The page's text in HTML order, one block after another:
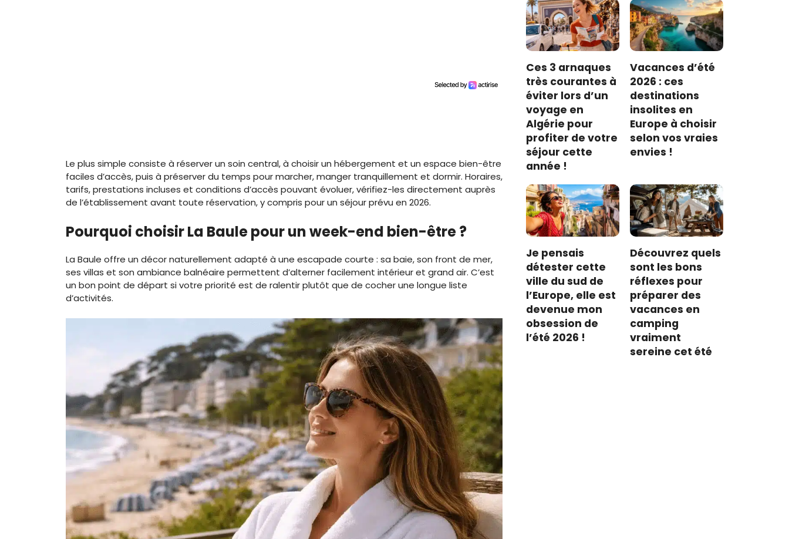
Le plus simple consiste à réserver un soin central, à choisir un hébergement et un espace bien-être
faciles d’accès, puis à préserver du temps pour marcher, manger tranquillement et dormir. Horaires,
tarifs, prestations incluses et conditions d’accès pouvant évoluer, vérifiez-les directement auprès
de l’établissement avant toute réservation, y compris pour un séjour prévu en 2026.
Pourquoi choisir La Baule pour un week-end bien-être ?
La Baule offre un décor naturellement adapté à une escapade courte : sa baie, son front de mer,
ses villas et son ambiance balnéaire permettent d’alterner facilement intérieur et grand air. C’est
un bon point de départ si votre priorité est de ralentir plutôt que de cocher une longue liste
d’activités.
Ces 3 arnaques
très courantes à
éviter lors d’un
voyage en
Algérie pour
profiter de votre
séjour cette
année !
Vacances d’été
2026 : ces
destinations
insolites en
Europe à choisir
selon vos vraies
envies !
Je pensais
détester cette
ville du sud de
l’Europe, elle est
devenue mon
obsession de
l’été 2026 !
Découvrez quels
sont les bons
réflexes pour
préparer des
vacances en
camping
vraiment
sereine cet été